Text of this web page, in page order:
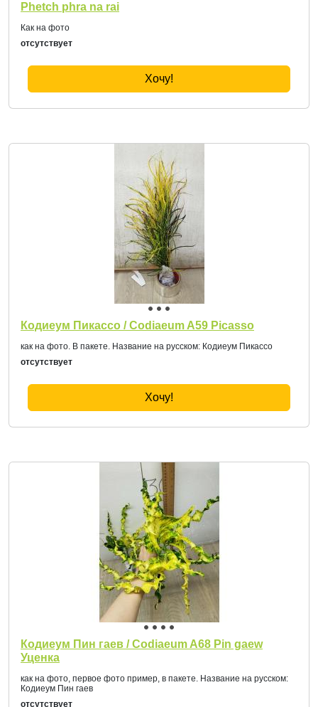
Phetch phra na rai
Как на фото
отсутствует
Хочу!
Кодиеум Пикассо / Codiaeum A59 Picasso
как на фото. В пакете. Название на русском: Кодиеум Пикассо
отсутствует
Хочу!
Кодиеум Пин гаев / Codiaeum A68 Pin gaew
Уценка
как на фото, первое фото пример, в пакете. Название на русском:
Кодиеум Пин гаев
отсутствует